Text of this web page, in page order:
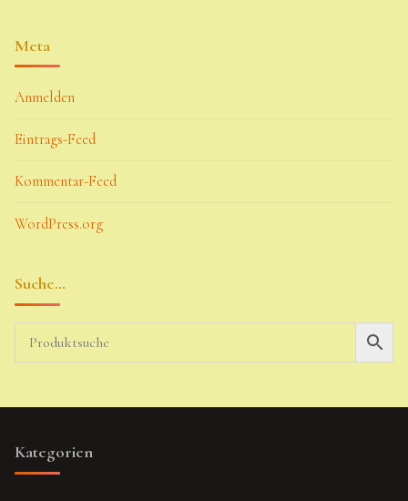
Meta
Anmelden
Eintrags-Feed
Kommentar-Feed
WordPress.org
Suche…
Kategorien